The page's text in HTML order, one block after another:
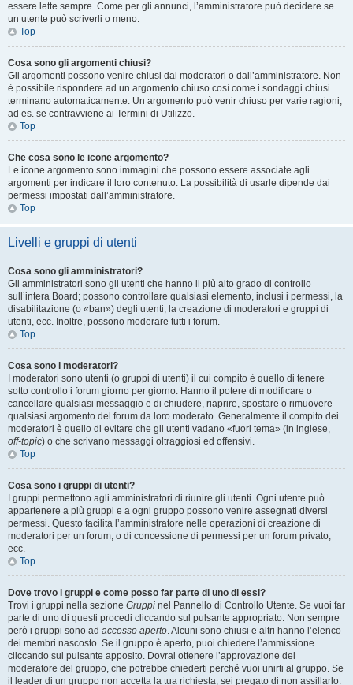
essere lette sempre. Come per gli annunci, l’amministratore può decidere se
un utente può scriverli o meno.
Top
Cosa sono gli argomenti chiusi?
Gli argomenti possono venire chiusi dai moderatori o dall’amministratore. Non
è possibile rispondere ad un argomento chiuso così come i sondaggi chiusi
terminano automaticamente. Un argomento può venir chiuso per varie ragioni,
ad es. se contravviene ai Termini di Utilizzo.
Top
Che cosa sono le icone argomento?
Le icone argomento sono immagini che possono essere associate agli
argomenti per indicare il loro contenuto. La possibilità di usarle dipende dai
permessi impostati dall’amministratore.
Top
Livelli e gruppi di utenti
Cosa sono gli amministratori?
Gli amministratori sono gli utenti che hanno il più alto grado di controllo
sull’intera Board; possono controllare qualsiasi elemento, inclusi i permessi, la
disabilitazione (o «ban») degli utenti, la creazione di moderatori e gruppi di
utenti, ecc. Inoltre, possono moderare tutti i forum.
Top
Cosa sono i moderatori?
I moderatori sono utenti (o gruppi di utenti) il cui compito è quello di tenere
sotto controllo i forum giorno per giorno. Hanno il potere di modificare o
cancellare qualsiasi messaggio e di chiudere, riaprire, spostare o rimuovere
qualsiasi argomento del forum da loro moderato. Generalmente il compito dei
moderatori è quello di evitare che gli utenti vadano «fuori tema» (in inglese,
off-topic) o che scrivano messaggi oltraggiosi ed offensivi.
Top
Cosa sono i gruppi di utenti?
I gruppi permettono agli amministratori di riunire gli utenti. Ogni utente può
appartenere a più gruppi e a ogni gruppo possono venire assegnati diversi
permessi. Questo facilita l’amministratore nelle operazioni di creazione di
moderatori per un forum, o di concessione di permessi per un forum privato,
ecc.
Top
Dove trovo i gruppi e come posso far parte di uno di essi?
Trovi i gruppi nella sezione Gruppi nel Pannello di Controllo Utente. Se vuoi far
parte di uno di questi procedi cliccando sul pulsante appropriato. Non sempre
però i gruppi sono ad accesso aperto. Alcuni sono chiusi e altri hanno l’elenco
dei membri nascosto. Se il gruppo è aperto, puoi chiedere l’ammissione
cliccando sul pulsante apposito. Dovrai ottenere l’approvazione del
moderatore del gruppo, che potrebbe chiederti perché vuoi unirti al gruppo. Se
il leader di un gruppo non accetta la tua richiesta, sei pregato di non assillarlo: